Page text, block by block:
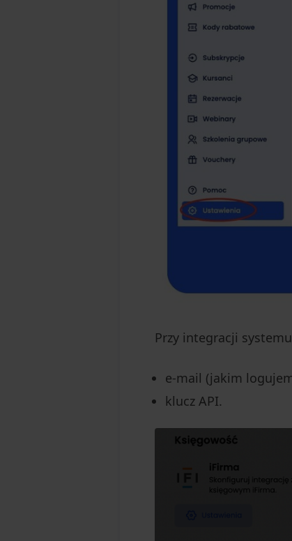
Przy integracji
e-mail (jakim
klucz API.